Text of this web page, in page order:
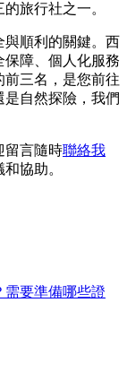
旅行社之一。
與順利的關鍵。西
障、個人化服務
三名，是您前往
自然探險，我們
留言隨時聯絡我
協助。
需要準備哪些證